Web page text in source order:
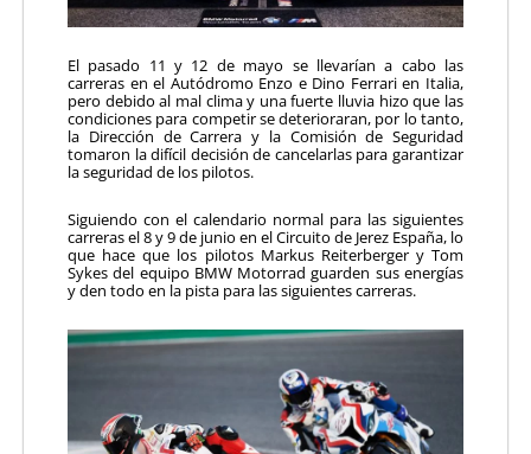
El pasado 11 y 12 de mayo se llevarían a cabo las
carreras en el Autódromo Enzo e Dino Ferrari en Italia,
pero debido al mal clima y una fuerte lluvia hizo que las
condiciones para competir se deterioraran, por lo tanto,
la Dirección de Carrera y la Comisión de Seguridad
tomaron la difícil decisión de cancelarlas para garantizar
la seguridad de los pilotos.
Siguiendo con el calendario normal para las siguientes
carreras el 8 y 9 de junio en el Circuito de Jerez España, lo
que hace que los pilotos Markus Reiterberger y Tom
Sykes del equipo BMW Motorrad guarden sus energías
y den todo en la pista para las siguientes carreras.